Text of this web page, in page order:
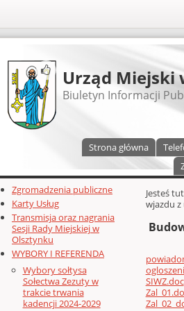
UDOSTĘPNIJ
Urząd Miejski
Biuletyn Informacji
Strona główna
Dodatkowe zasoby (lewa
Zgromadzenia publiczne
Karty Usług
Transmisja oraz nagrania
Sesji Rady Miejskiej w
Olsztynku
WYBORY I REFERENDA
Wybory sołtysa
Sołectwa Zezuty w
trakcie trwania
kadencji 2024-2029
Jesteś
wjazdu
SIWZ.doc